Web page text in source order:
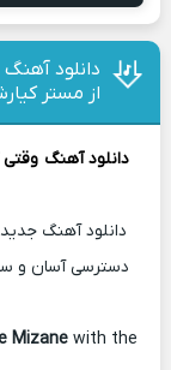
دانلود
از مستر
دانلود آهنگ
دانلود آهنگ
دسترسی آسان و
Mizane with the